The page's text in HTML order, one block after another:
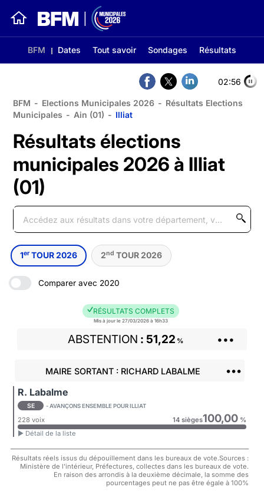
BFM Dates Tout savoir Sondages Résultats
02:56
BFM - Elections Municipales 2026 - Résultats Elections
Municipales - Ain (01) - Illiat
Résultats élections
municipales 2026 à Illiat
(01)
1er TOUR 2026 2nd TOUR 2026
Comparer avec 2020
RÉSULTATS COMPLETS
Mis à jour le 27/03/2026 à 16h33
ABSTENTION 51,22 % •••
MAIRE SORTANT : RICHARD LABALME •••
R. Labalme
SE - AVANÇONS ENSEMBLE POUR ILLIAT
228 voix 14 sièges100,00%
► Détail de la liste
Résultats réels issus du dépouillement dans les bureaux de vote.Sources :
Ministère de l'intérieur, Préfectures, collectes dans les bureaux de vote.
En raison des arrondis à la deuxième décimale, la somme des
pourcentages peut ne pas être égale à 100%